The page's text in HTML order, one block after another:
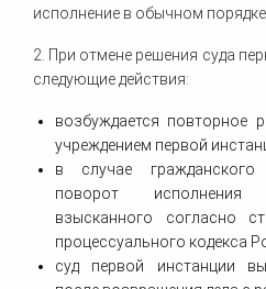
исполнение в обычном
2. При отмене решения суда
следующие действия:
возбуждается повторное
учреждением первой
в случае гражданского
поворот исполнения
взысканного согласно
процессуального кодекса
суд первой инстанции